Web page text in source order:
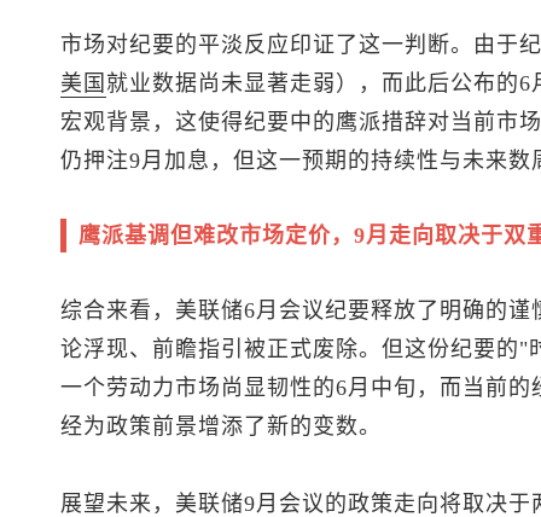
市场对纪要的平淡反应印证了这一判断。由于
美国 就业数据尚未显著走弱），而此后公布的6
宏观背景，这使得纪要中的鹰派措辞对当前市
仍押注9月加息，但这一预期的持续性与未来
鹰派基调但难改市场定价，9月走向取决于双
综合来看，美联储6月会议纪要释放了明确的
论浮现、前瞻指引被正式废除。但这份纪要的
一个劳动力市场尚显韧性的6月中旬，而当前
经为政策前景增添了新的变数。
展望未来，美联储9月会议的政策走向将取决